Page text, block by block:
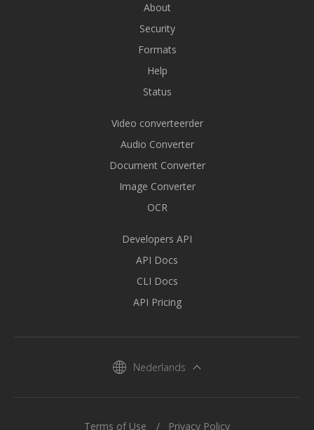
About
Security
Formats
Help
Status
Video converteerder
Audio Converter
Document Converter
Image Converter
OCR
Developers API
API Docs
CLI Docs
API Pricing
Nederlands
Terms of Use Privacy Policy